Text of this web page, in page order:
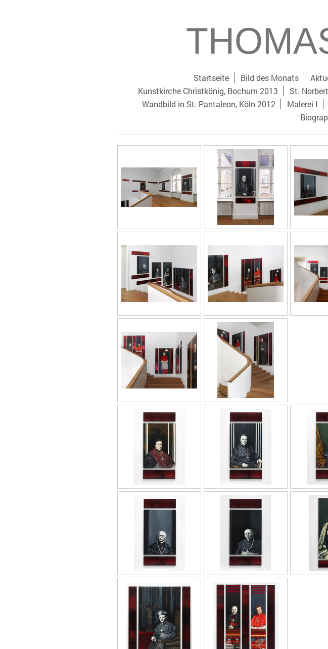
Startseite Bild des Monats
Kunstkirche Christkönig, Bochum 2013
St.
Wandbild in St. Pantaleon, Köln 2012
Malerei I